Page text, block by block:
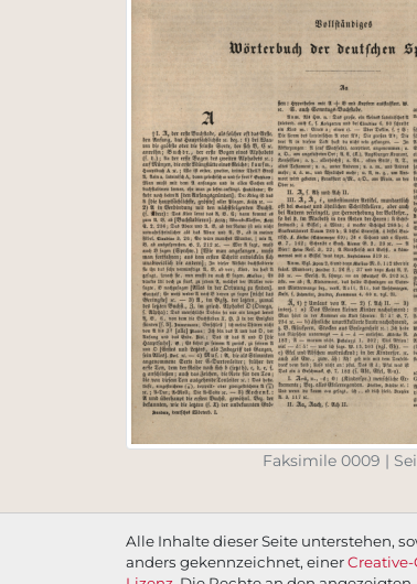
Faksimile 0009 |
Alle Inhalte dieser Seite unterstehen,
anders gekennzeichnet, einer